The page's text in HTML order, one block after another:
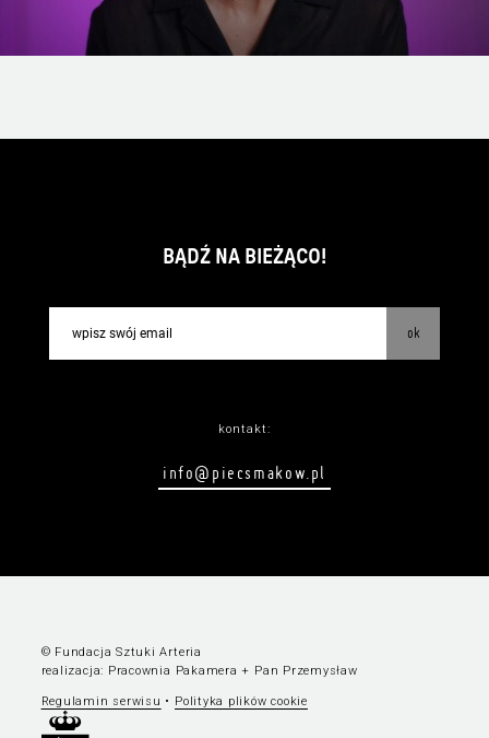
BĄDŹ NA BIEŻĄCO!
ok
kontakt:
info@piecsmakow.pl
© Fundacja Sztuki Arteria
realizacja: Pracownia Pakamera + Pan Przemysław
Regulamin serwisu • Polityka plików cookie